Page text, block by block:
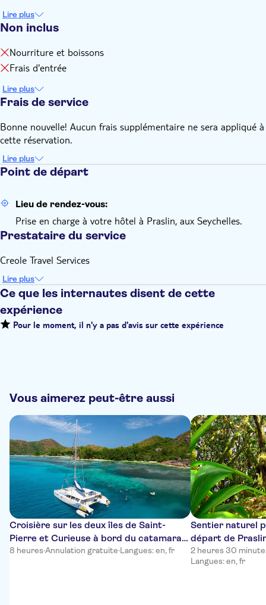
Lire plus
Non inclus
Nourriture et boissons
Frais d'entrée
Lire plus
Frais de service
Bonne nouvelle! Aucun frais supplémentaire ne sera appliqué à
cette réservation.
Lire plus
Point de départ
Lieu de rendez-vous:
Prise en charge à votre hôtel à Praslin, aux Seychelles.
Prestataire du service
Creole Travel Services
Lire plus
Ce que les internautes disent de cette
expérience
Pour le moment, il n'y a pas d'avis sur cette expérience
Vous aimerez peut-être aussi
Croisière sur les deux îles de Saint-
Pierre et Curieuse à bord du catamaran
Oplezir
8 heures·Annulation gratuite·Langues: en, fr
Sentier naturel
départ de
2 heures 30
Langues: en, fr